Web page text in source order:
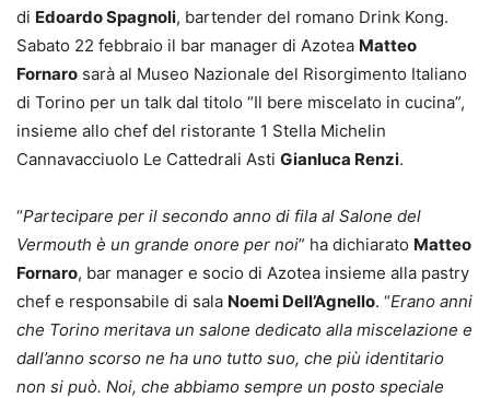
di Edoardo Spagnoli, bartender del romano Drink Kong.
Sabato 22 febbraio il bar manager di Azotea Matteo
Fornaro sarà al Museo Nazionale del Risorgimento Italiano
di Torino per un talk dal titolo “Il bere miscelato in cucina”,
insieme allo chef del ristorante 1 Stella Michelin
Cannavacciuolo Le Cattedrali Asti Gianluca Renzi.
“Partecipare per il secondo anno di fila al Salone del
Vermouth è un grande onore per noi” ha dichiarato Matteo
Fornaro, bar manager e socio di Azotea insieme alla pastry
chef e responsabile di sala Noemi Dell’Agnello. “Erano anni
che Torino meritava un salone dedicato alla miscelazione e
dall’anno scorso ne ha uno tutto suo, che più identitario
non si può. Noi, che abbiamo sempre un posto speciale